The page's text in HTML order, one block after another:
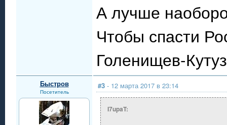
А лучше
Чтобы спасти
Голенищев-
Быстров
Посетитель
#3 - 12 марта 2017 в 23:14
I7upaT: